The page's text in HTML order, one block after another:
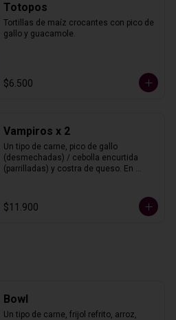
Totopos
Tortillas de maíz crocantes con pico de
gallo y guacamole.
$6.500
Vampiros x 2
Un tipo de carne, pico de gallo
(desmechadas) / cebolla encurtida
(parrilladas) y costra de queso. En
$11.900
Bowl
Un tipo de carne, frijol refrito, arroz,